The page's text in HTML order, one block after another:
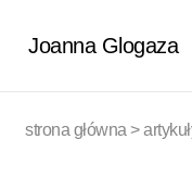
Joanna Glogaza
strona główna >